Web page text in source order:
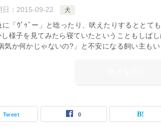
： 2015-09-22 犬
「ｳﾞｩﾞー」と唸ったり、吠えたりするととても
様子を見てみたら寝ていたということもしばし
気か何かじゃないの?」と不安になる飼い主も
Tweet 0